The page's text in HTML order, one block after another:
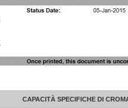
CAPACITÀ SPECIFICHE DI